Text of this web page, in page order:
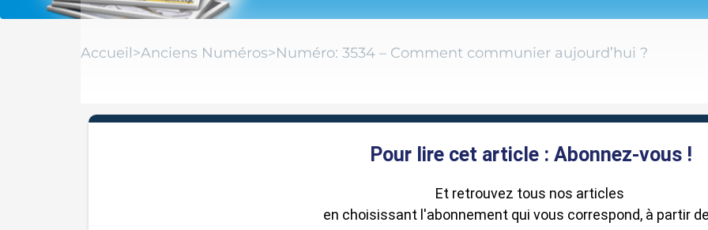
Accueil>Anciens Numéros>Numéro: 3534 – Comment communier aujourd’hui ?
Pour lire cet article : Abonnez-vous !
Et retrouvez tous nos articles
en choisissant l'abonnement qui vous correspond, à partir